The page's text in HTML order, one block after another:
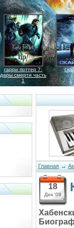
гарри поттер 7:
дары смерти часть
1
Главная →
18
Дек '08